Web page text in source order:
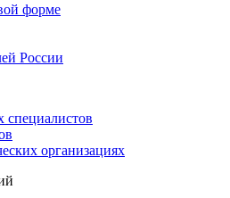
форме
России
специалистов
организациях